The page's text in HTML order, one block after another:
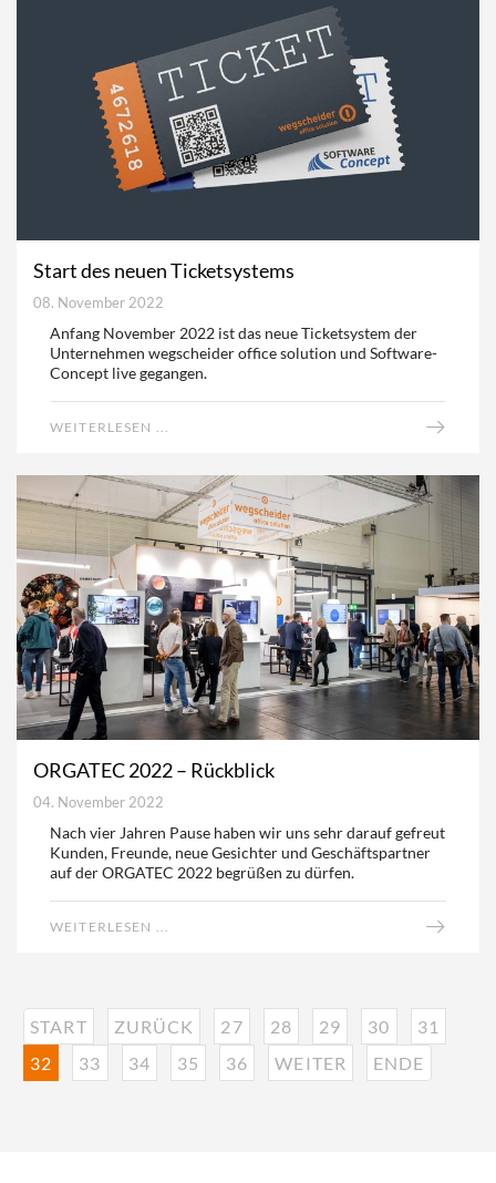
Start des neuen Ticketsystems
08. November 2022
Anfang November 2022 ist das neue Ticketsystem der
Unternehmen wegscheider office solution und Software-
Concept live gegangen.
WEITERLESEN ...
ORGATEC 2022 – Rückblick
04. November 2022
Nach vier Jahren Pause haben wir uns sehr darauf gefreut
Kunden, Freunde, neue Gesichter und Geschäftspartner
auf der ORGATEC 2022 begrüßen zu dürfen.
WEITERLESEN ...
START ZURÜCK 27 28 29 30
31
32
33 34 35 36 WEITER ENDE